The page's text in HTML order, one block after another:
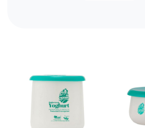
برای مصرف روزانه است. در این مقاله